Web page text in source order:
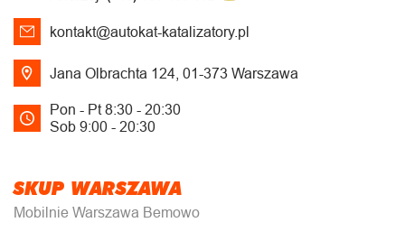
kontakt@autokat-katalizatory.pl
Jana Olbrachta 124, 01-373 Warszawa
Pon - Pt 8:30 - 20:30
Sob 9:00 - 20:30
SKUP WARSZAWA
Mobilnie Warszawa Bemowo